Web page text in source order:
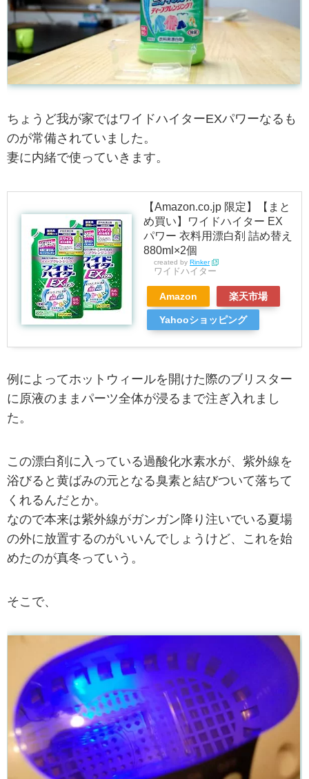
ちょうど我が家ではワイドハイターEXパワーなるも
のが常備されていました。
妻に内緒で使っていきます。
【Amazon.co.jp 限定】【まと
め買い】ワイドハイター EX
パワー 衣料用漂白剤 詰め替え
880ml×2個
created by Rinker
ワイドハイター
Amazon 楽天市場
Yahooショッピング
例によってホットウィールを開けた際のブリスター
に原液のままパーツ全体が浸るまで注ぎ入れまし
た。
この漂白剤に入っている過酸化水素水が、紫外線を
浴びると黄ばみの元となる臭素と結びついて落ちて
くれるんだとか。
なので本来は紫外線がガンガン降り注いでいる夏場
の外に放置するのがいいんでしょうけど、これを始
めたのが真冬っていう。
そこで、